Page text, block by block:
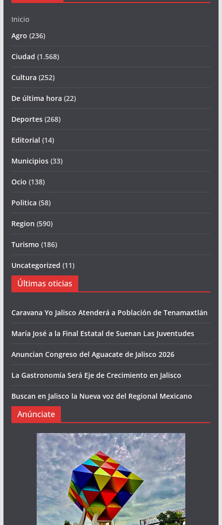
Inicio
Agro (236)
Ciudad (1.568)
Cultura (252)
De última hora (22)
Deportes(268)
Editorial (14)
Municipios(33)
Ocio (138)
Politica (58)
Region (590)
Turismo (186)
Uncategorized (11)
Últimas oticias
Caravana Yo Jalisco Atenderá a Población de Tenamaxtlán
María José a la Final Estatal de Suenan Las Juventudes
Anuncian Congreso del Aguacate de Jalisco 2026
La Gastronomía Será Eje de Crecimiento en Jalisco
Buscan en Jalisco la Nueva voz del Regional Mexicano
Anúnciate